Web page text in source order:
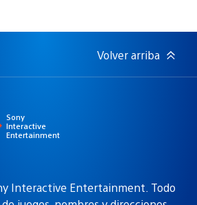
Volver arriba
Sony
Interactive
Entertainment
Interactive Entertainment. Todo